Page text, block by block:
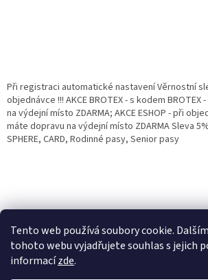
Tento web používá soubory cookie.
tohoto webu vyjadřujete souhlas s jejich
informacízde.
Při registraci automatické nastavení Věrnostní
objednávce !!! AKCE BROTEX - s kodem BROTEX
na výdejní místo ZDARMA; AKCE ESHOP - při
máte dopravu na výdejní místo ZDARMA Sleva
SPHERE, CARD, Rodinné pasy, Senior pasy